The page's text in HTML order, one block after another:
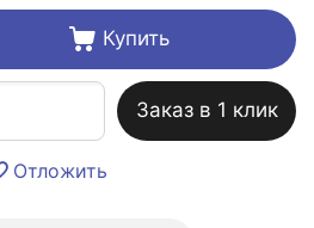
Купить
Заказ в 1 клик
Отложить